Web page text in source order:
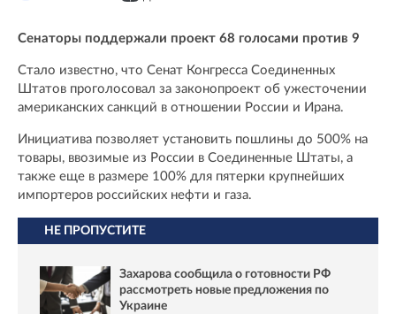
Сенаторы поддержали проект 68 голосами против 9
Стало известно, что Сенат Конгресса Соединенных
Штатов проголосовал за законопроект об ужесточении
американских санкций в отношении России и Ирана.
Инициатива позволяет установить пошлины до 500% на
товары, ввозимые из России в Соединенные Штаты, а
также еще в размере 100% для пятерки крупнейших
импортеров российских нефти и газа.
НЕ ПРОПУСТИТЕ
Захарова сообщила о готовности РФ
рассмотреть новые предложения по
Украине